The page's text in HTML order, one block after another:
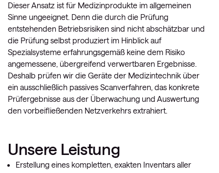
Dieser Ansatz ist für Medizinprodukte im allgemeinen
Sinne ungeeignet. Denn die durch die Prüfung
entstehenden Betriebsrisiken sind nicht abschätzbar und
die Prüfung selbst produziert im Hinblick auf
Spezialsysteme erfahrungsgemäß keine dem Risiko
angemessene, übergreifend verwertbaren Ergebnisse.
Deshalb prüfen wir die Geräte der Medizintechnik über
ein ausschließlich passives Scanverfahren, das konkrete
Prüfergebnisse aus der Überwachung und Auswertung
den vorbeifließenden Netzverkehrs extrahiert.
Unsere Leistung
Erstellung eines kompletten, exakten Inventars aller